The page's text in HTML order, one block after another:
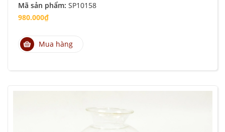
Mã sản phẩm: SP10158
980.000₫
Mua hàng